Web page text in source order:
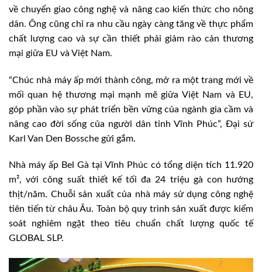
về chuyển giao công nghệ và nâng cao kiến thức cho nông
dân. Ông cũng chỉ ra nhu cầu ngày càng tăng về thực phẩm
chất lượng cao và sự cần thiết phải giảm rào cản thương
mại giữa EU và Việt Nam.
“Chúc nhà máy ấp mới thành công, mở ra một trang mới về
mối quan hệ thương mại mạnh mẽ giữa Việt Nam và EU,
góp phần vào sự phát triển bền vững của ngành gia cầm và
nâng cao đời sống của người dân tỉnh Vĩnh Phúc”, Đại sứ
Karl Van Den Bossche gửi gắm.
Nhà máy ấp Bel Gà tại Vĩnh Phúc có tổng diện tích 11.920
m², với công suất thiết kế tối đa 24 triệu gà con hướng
thịt/năm. Chuỗi sản xuất của nhà máy sử dụng công nghệ
tiên tiến từ châu Âu. Toàn bộ quy trình sản xuất được kiểm
soát nghiêm ngặt theo tiêu chuẩn chất lượng quốc tế
GLOBAL SLP.